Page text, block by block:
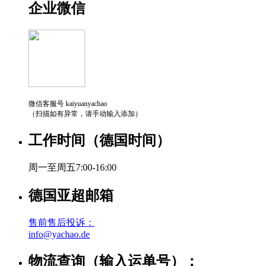
企业微信
微信客服号 kaiyuanyachao
（扫描如有异常，请手动输入添加）
工作时间（德国时间）
周一至周五7:00-16:00
德国亚超邮箱
售前售后投诉：
info@yachao.de
物流查询（输入运单号）：